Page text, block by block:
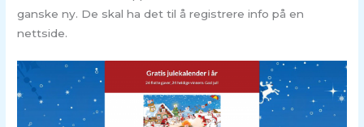
ganske ny. De skal ha det til å registrere info på en
nettside.